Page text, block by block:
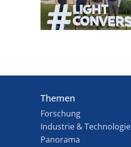
Themen
Forschung
Industrie & Technologie
Panorama